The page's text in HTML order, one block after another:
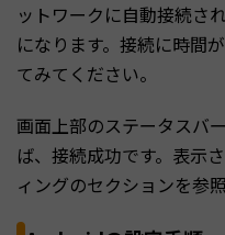
ットワークに自動接続さ
になります。接続に時間
てみてください。
画面上部のステータスバ
ば、接続成功です。表示
ィングのセクションを参